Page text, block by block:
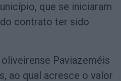
que se iniciaram
contrato ter sido
Paviazeméis
ao qual acresce o valor